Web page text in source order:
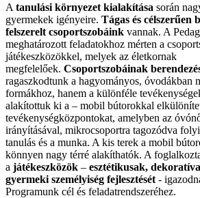
A tanulási környezet kialakítása során
gyermekek igényeire. Tágas és célszerűen
felszerelt csoportszobáink vannak. A
meghatározott feladatokhoz mérten a
játékeszközökkel, melyek az életkornak
megfelelőek. Csoportszobáinak
ragaszkodtunk a hagyományos, óvodákban
formákhoz, hanem a különféle
alakítottuk ki a – mobil bútorokkal
tevékenységközpontokat, amelyben az
irányításával, mikrocsoportra tagozódva
tanulás és a munka. A kis terek a mobil
könnyen nagy térré alakíthatók. A
a játékeszközök – esztétikusak,
gyermeki személyiség fejlesztését -
Programunk cél és feladatrendszeréhez.